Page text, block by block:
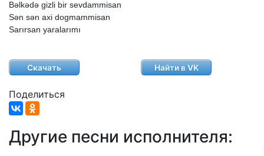
Bəlkədə gizli bir sevdammisan
Sən sən axi dogmammisan
Sarırsan yaralarımı
Скачать Найти в VK
Поделиться
Другие песни исполнителя: